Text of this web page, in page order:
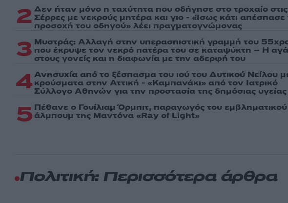
2 Δεν ήταν μόνο η ταχύτητα που οδήγησε στο τροχαίο στις
Σέρρες με νεκρούς μητέρα και γιο - «Ίσως κάτι απέσπασε
προσοχή του οδηγού» λέει πραγματογνώμονας
3 Μυστράς: Αλλαγή στην υπερασπιστική γραμμή του
που έκρυψε τον νεκρό πατέρα του σε καταψύκτη – Η
στους γονείς και η διαφωνία με την αδερφή του
4Ανησυχία από το ξέσπασμα του ιού του Δυτικού Νείλου
κρούσματα στην Αττική - «Καμπανάκι» από τον Ιατρικό
Σύλλογο Αθηνών για την προστασία της δημόσιας υγείας
5 Πέθανε ο Γουίλιαμ Όρμπιτ, παραγωγός του εμβληματικού
άλμπουμ της Μαντόνα «Ray of Light»
Πολιτική: Περισσότερα άρθρα